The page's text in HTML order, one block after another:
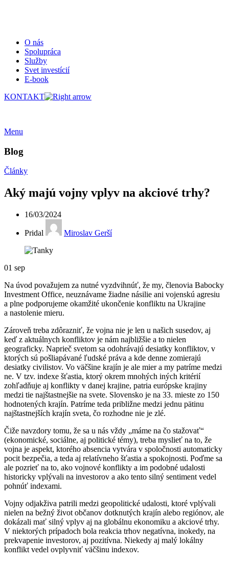
O nás
Spolupráca
Služby
Svet investícií
E-book
KONTAKT
Menu
Blog
Články
Aký majú vojny vplyv na akciové trhy?
16/03/2024
Pridal Miroslav Gerší
01 sep
Na úvod považujem za nutné vyzdvihnúť, že my, členovia Babocky
Investment Office, neuznávame žiadne násilie ani vojenskú agresiu
a plne podporujeme okamžité ukončenie konfliktu na Ukrajine
a nastolenie mieru.
Zároveň treba zdôrazniť, že vojna nie je len u našich susedov, aj
keď z aktuálnych konfliktov je nám najbližšie a to nielen
geograficky. Naprieč svetom sa odohrávajú desiatky konfliktov, v
ktorých sú pošliapávané ľudské práva a kde denne zomierajú
desiatky civilistov. Vo väčšine krajín je ale mier a my patríme medzi
ne. V tzv. indexe šťastia, ktorý okrem mnohých iných kritérií
zohľadňuje aj konflikty v danej krajine, patria európske krajiny
medzi tie najštastnejšie na svete. Slovensko je na 33. mieste zo 150
hodnotených krajín. Patríme teda približne medzi jednu pätinu
najštastnejších krajín sveta, čo rozhodne nie je zlé.
Čiže navzdory tomu, že sa u nás vždy „máme na čo stažovať“
(ekonomické, sociálne, aj politické témy), treba myslieť na to, že
vojna je aspekt, ktorého absencia vytvára v spoločnosti automaticky
pocit bezpečia, a teda aj relatívneho šťastia a spokojnosti. Poďme sa
ale pozrieť na to, ako vojnové konflikty a im podobné udalosti
historicky vplývali na investorov a ako tento silný sentiment vedel
pohnúť indexami.
Vojny odjakživa patrili medzi geopolitické udalosti, ktoré vplývali
nielen na bežný život občanov dotknutých krajín alebo regiónov, ale
dokázali mať silný vplyv aj na globálnu ekonomiku a akciové trhy.
V niektorých prípadoch bola reakcia trhov negatívna, inokedy, na
prekvapenie investorov, aj pozitívna. Niekedy aj malý lokálny
konflikt vedel ovplyvniť väčšinu indexov.